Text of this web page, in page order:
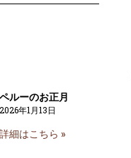
ペルーのお正月
2026年1月13日
詳細はこちら »